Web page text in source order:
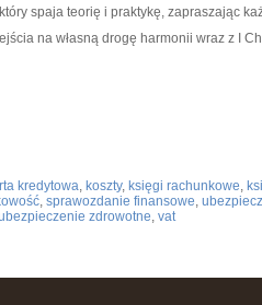
spaja teorię i praktykę, zapraszając
na własną drogę harmonii wraz z I
kredytowa, koszty, księgi rachunkowe,
, sprawozdanie finansowe,
zdrowotne, vat